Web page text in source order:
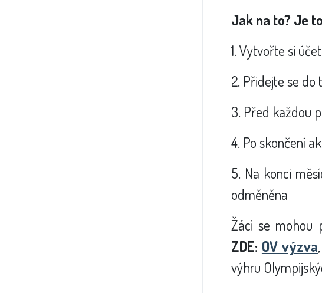
Jak na to? Je
1. Vytvořte si
2. Přidejte se do
3. Před každou
4. Po skončení
5. Na konci
odměněna
Žáci se mohou
ZDE: OV výzva
výhru